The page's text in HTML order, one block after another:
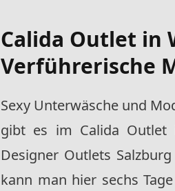
Calida Outlet in
Verführerische
Sexy Unterwäsche und
gibt es im Calida Outlet
Designer Outlets
kann man hier sechs